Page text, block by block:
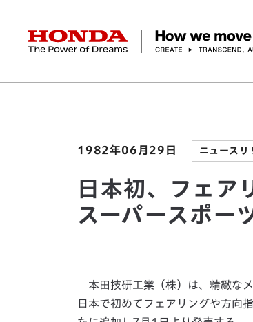
HONDA The Power of Dreams
社長メッセージ 経営方針 会社概要 ヒス
バイク パワープロダクツ マリン
テクノロジー デザイン オープン
ESGレポート Honda Report 環境 社会
IR資料室 財務・業績情報 株式
ニュースルーム
Discover Honda
日本初、
1982年06月29日 ニュースリ
日本初、フェ
スーパースポ
本田技研工業（株）は、精緻な
日本で初めてフェアリングや方向